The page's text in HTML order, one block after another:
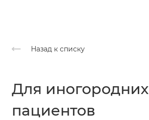
Назад к списку
Для иногородних
пациентов